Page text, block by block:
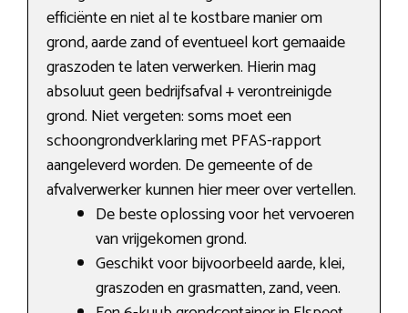
efficiënte en niet al te kostbare manier om
grond, aarde zand of eventueel kort gemaaide
graszoden te laten verwerken. Hierin mag
absoluut geen bedrijfsafval + verontreinigde
grond. Niet vergeten: soms moet een
schoongrondverklaring met PFAS-rapport
aangeleverd worden. De gemeente of de
afvalverwerker kunnen hier meer over vertellen.
De beste oplossing voor het vervoeren
van vrijgekomen grond.
Geschikt voor bijvoorbeeld aarde, klei,
graszoden en grasmatten, zand, veen.